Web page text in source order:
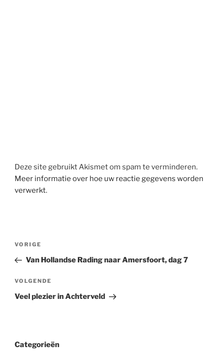
Deze site gebruikt Akismet om spam te verminderen.
Meer informatie over hoe uw reactie gegevens worden
verwerkt.
Berichtnavigatie
Vorig
bericht
VORIGE
Van Hollandse Rading naar Amersfoort, dag 7
Volgend
bericht
VOLGENDE
Veel plezier in Achterveld
Categorieën